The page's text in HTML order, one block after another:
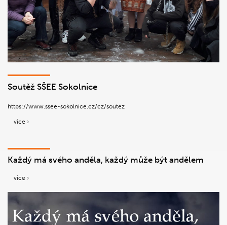
Soutěž SŠEE Sokolnice
https://www.ssee-sokolnice.cz/cz/soutez
více ›
Každý má svého anděla, každý může být andělem
více ›